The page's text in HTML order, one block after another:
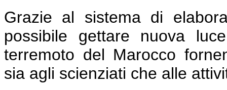
Grazie al sistema di
possibile gettare nuova
terremoto del Marocco
sia agli scienziati che alle